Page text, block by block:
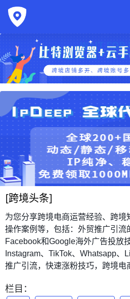
[跨境头条]
为您分享跨境电商运营经验、跨境
操作案例等，包括：外贸推广引流
Facebook和Google海外广告投放
Instagram、TikTok、Whatsapp、
推广引流，快速涨粉技巧，跨境电
栏目：